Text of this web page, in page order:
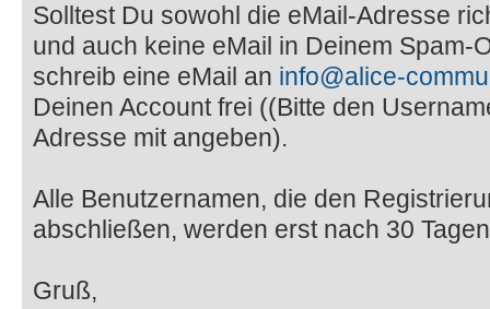
Solltest Du sowohl die eMail-Adresse
und auch keine eMail in Deinem Spam-
schreib eine eMail an info@alice-
Deinen Account frei ((Bitte den
Adresse mit angeben).
Alle Benutzernamen, die den
abschließen, werden erst nach 30
Gruß,